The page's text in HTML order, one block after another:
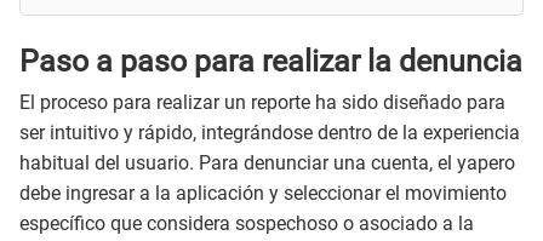
Paso a paso para realizar la denuncia
El proceso para realizar un reporte ha sido diseñado para
ser intuitivo y rápido, integrándose dentro de la experiencia
habitual del usuario. Para denunciar una cuenta, el yapero
debe ingresar a la aplicación y seleccionar el movimiento
específico que considera sospechoso o asociado a la